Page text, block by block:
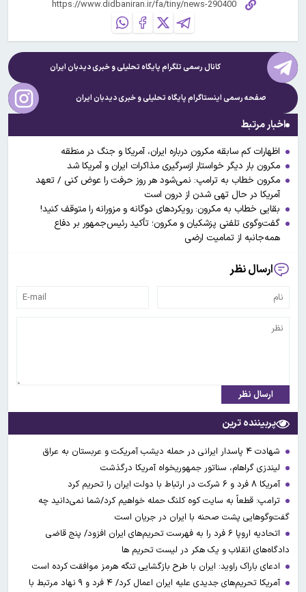
کانال رسمی تلگرام پایگاه تحلیلی و خبریدیدبان ایران
صفحه رسمی اینستاگرام پایگاه تحلیلی و خبریدیدبان ایران
اخبار مرتبط
اظهارات کم سابقه مکرون درباره ایران، آمریکا و جنگ در منطقه
مکرون بار دیگر خواستار ازسرگیری مذاکرات ایران و آمریکا شد
مکرون خطاب به ترامپ: نمی‌شود هر روز حرفت را عوض کنی / تعهد
آمریکا در حال تهی شدن از درون است
بقایی خطاب به مکرون: رویکردهای دوگانه و مزورانه را متوقف کنید!
گفت‌وگوی تلفنی پزشکیان و مکرون؛ تأکید رئیس‌جمهور بر دفاع
همه‌جانبه از تمامیت ارضی
ارسال نظر
ارسال نظر
پربیننده ترین
شهادت ۴ پاسدار ایرانی در حمله دیشب آمریکت و عربستان به عراق
لیندزی گراهام، سناتور جمهوریخواه آمریکا درگذشت
آمریکا ۸ فرد و ۶ شرکت در ارتباط با دولت ایران را تحریم کرد
ترامپ: قطعاً به سایت کوه کلنگ حمله خواهیم کرد/شما نمی‌دانید چه
گفت‌وگوهایی پشت صحنه با ایران در جریان است
اتحادیه اروپا ۶ فرد را به فهرست تحریم‌های ایران افزود/ پنج قاضی
دادگاه‌های انقلاب و یک هکر در لیست تحریم ها
ادعای باراک راوید: ایران با طرح بازگشایی تنگه هرمز موافقت کرده است
آمریکا تحریم‌های جدیدی علیه ایران اعمال کرد/ ۴ فرد و ۹ نهاد مرتبط با